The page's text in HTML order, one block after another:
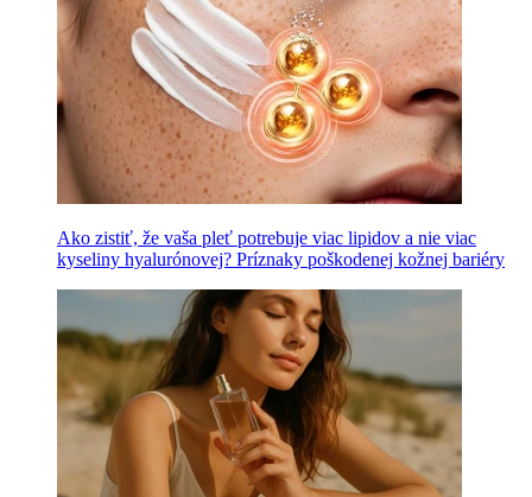
Ako zistiť, že vaša pleť potrebuje viac lipidov a nie viac
kyseliny hyalurónovej? Príznaky poškodenej kožnej bariéry